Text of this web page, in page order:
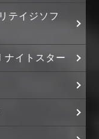
テイジソフ
イトスター